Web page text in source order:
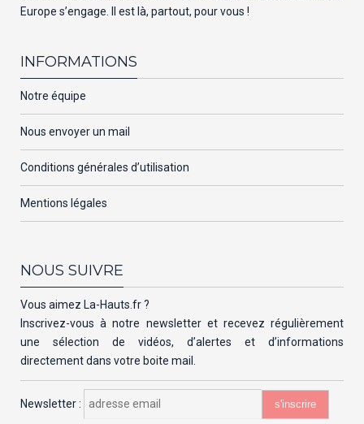
Europe s’engage. Il est là, partout, pour vous !
INFORMATIONS
Notre équipe
Nous envoyer un mail
Conditions générales d’utilisation
Mentions légales
NOUS SUIVRE
Vous aimez La-Hauts.fr ?
Inscrivez-vous à notre newsletter et recevez régulièrement
une sélection de vidéos, d’alertes et d’informations
directement dans votre boite mail.
Newsletter :